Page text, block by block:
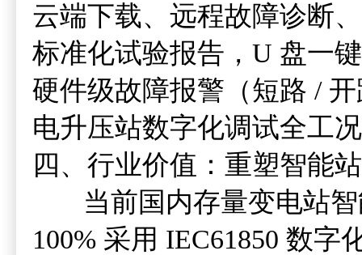
云端下载、远程故障诊断
标准化试验报告，U 盘一
硬件级故障报警（短路 /
电升压站数字化调试全工
四、行业价值：重塑智能
当前国内存量变电站智
100% 采用 IEC61850 数